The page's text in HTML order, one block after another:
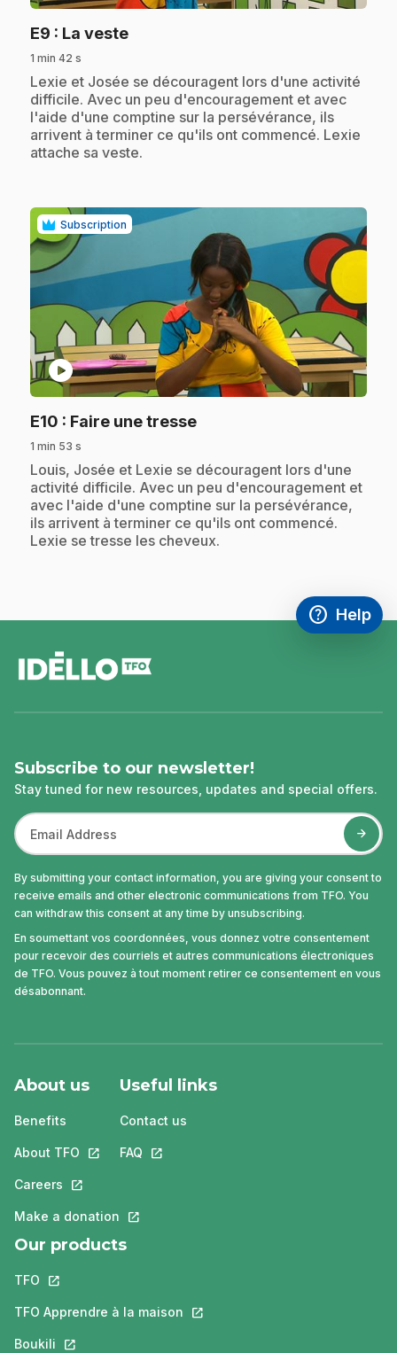
E9 : La veste.
1 min 42 s
.Lexie et Josée se découragent lors d'une activité
difficile. Avec un peu d'encouragement et avec
l'aide d'une comptine sur la persévérance, ils
arrivent à terminer ce qu'ils ont commencé. Lexie
attache sa veste.
Subscription
play_circle
E10 : Faire une tresse.
1 min 53 s
.Louis, Josée et Lexie se découragent lors d'une
activité difficile. Avec un peu d'encouragement et
avec l'aide d'une comptine sur la persévérance,
ils arrivent à terminer ce qu'ils ont commencé.
Lexie se tresse les cheveux.
help
Access
Help
,This link
Subscribe to our newsletter!
Stay tuned for new resources, updates and special offers.
By submitting your contact information, you are giving your consent to
receive emails and other electronic communications from TFO. You
can withdraw this consent at any time by unsubscribing.
En soumettant vos coordonnées, vous donnez votre consentement
pour recevoir des courriels et autres communications électroniques
de TFO. Vous pouvez à tout moment retirer ce consentement en vous
désabonnant.
About us
Benefits
About TFO This link will open in a new tab.
Careers This link will open in a new tab.
Make a donation This link will open in a new tab.
Useful links
Contact us
FAQ This link will open in a new tab.
Our products
TFO This link will open in a new tab.
TFO Apprendre à la maison This link will open in a new tab.
Boukili This link will open in a new tab.